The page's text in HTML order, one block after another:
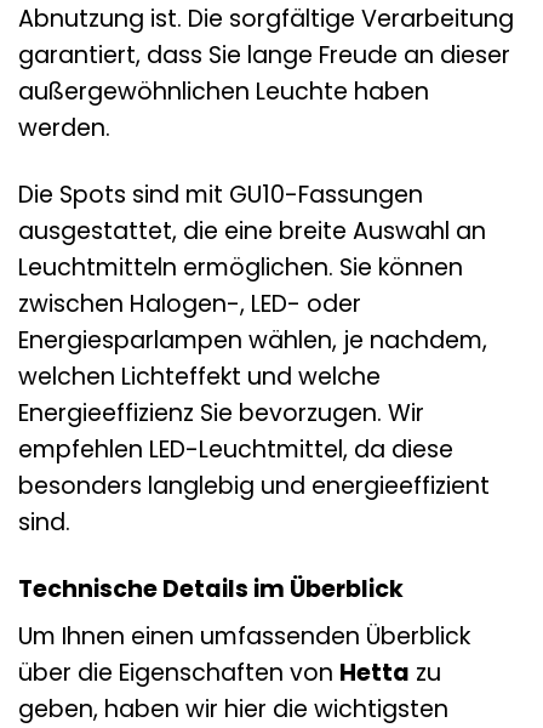
Abnutzung ist. Die sorgfältige Verarbeitung
garantiert, dass Sie lange Freude an dieser
außergewöhnlichen Leuchte haben
werden.
Die Spots sind mit GU10-Fassungen
ausgestattet, die eine breite Auswahl an
Leuchtmitteln ermöglichen. Sie können
zwischen Halogen-, LED- oder
Energiesparlampen wählen, je nachdem,
welchen Lichteffekt und welche
Energieeffizienz Sie bevorzugen. Wir
empfehlen LED-Leuchtmittel, da diese
besonders langlebig und energieeffizient
sind.
Technische Details im Überblick
Um Ihnen einen umfassenden Überblick
über die Eigenschaften von Hetta zu
geben, haben wir hier die wichtigsten